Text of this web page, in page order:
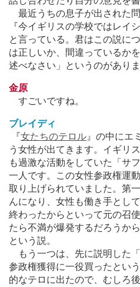
最近うちの息子が出された
『今イギリスの学校ではレイ
と言っている。君はこの説に
は正しいか、間違っているか
述べなさい」というのがあり
金原
すごいですね。
ブレイディ
『女たちのテロル 』の中にエ
う女性が出てきます。イギリ
も過激な活動をしていた「サ
一人です。この女性参政権運
取り上げられていました。第
んになり、女性も働き手とし
終わったからといって元の召
たら不満が爆発するだろうか
という説。
もう一つは、先に説明した
参政権獲得に一役買ったとい
的なテロに出たので、むしろ